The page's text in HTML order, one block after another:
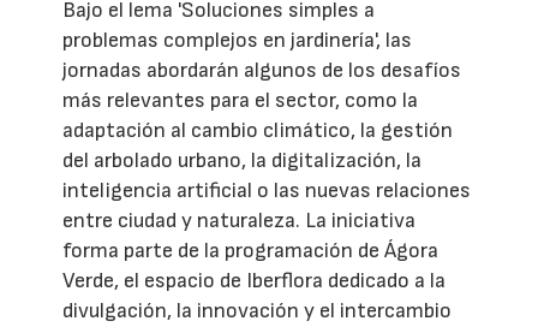
Bajo el lema 'Soluciones simples a
problemas complejos en jardinería', las
jornadas abordarán algunos de los desafíos
más relevantes para el sector, como la
adaptación al cambio climático, la gestión
del arbolado urbano, la digitalización, la
inteligencia artificial o las nuevas relaciones
entre ciudad y naturaleza. La iniciativa
forma parte de la programación de Ágora
Verde, el espacio de Iberflora dedicado a la
divulgación, la innovación y el intercambio